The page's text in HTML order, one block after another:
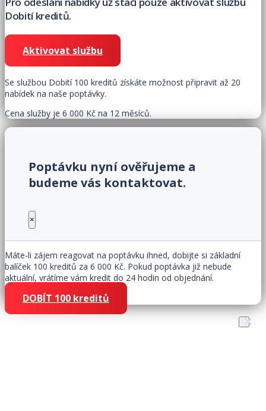
Dobití kreditů.
Aktivovat službu
Se službou Dobití 100 kreditů získáte možnost připravit až 20
nabídek na naše poptávky.
Cena služby je 6 000 Kč na 12 měsíců.
Poptávku nyní ověřujeme a
budeme vás kontaktovat.
×
Máte-li zájem reagovat na poptávku ihned, dobijte si základní
balíček 100 kreditů za 6 000 Kč. Pokud poptávka již nebude
aktuální, vrátíme vám kredit do 24 hodin od objednání.
DOBÍT 100 kreditů
×